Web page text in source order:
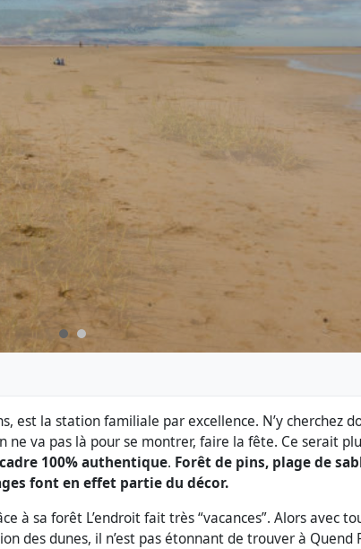
est la station familiale par excellence. N’y cherchez
ne va pas là pour se montrer, faire la fête. Ce serait
100% authentique. Forêt de pins, plage de
font en effet partie du décor.
à sa forêt L’endroit fait très “vacances”. Alors avec
des dunes, il n’est pas étonnant de trouver à Quend